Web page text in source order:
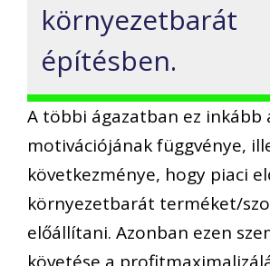
környezetbarát
építésben.
A többi ágazatban ez inkább
motivációjának függvénye,
következménye, hogy piaci
környezetbarát terméket/
előállítani. Azonban ezen
követése a